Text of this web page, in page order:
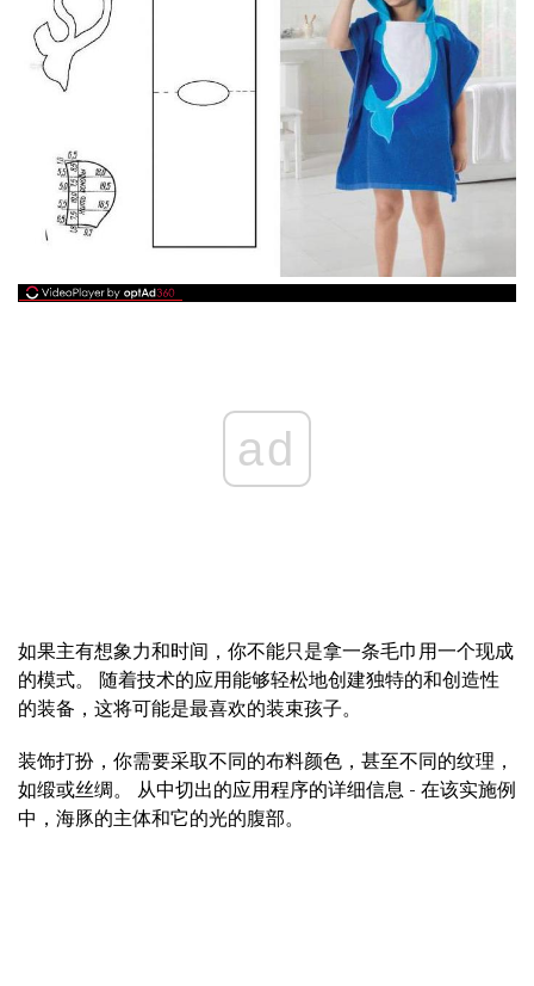
ad
如果主有想象力和时间，你不能只是拿一条毛巾用一个现成
的模式。 随着技术的应用能够轻松地创建独特的和创造性
的装备，这将可能是最喜欢的装束孩子。
装饰打扮，你需要采取不同的布料颜色，甚至不同的纹理，
如缎或丝绸。 从中切出的应用程序的详细信息 - 在该实施例
中，海豚的主体和它的光的腹部。